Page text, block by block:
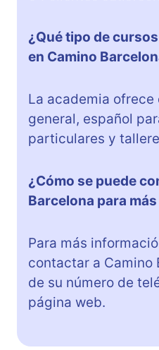
¿Qué tipo de
en Camino
La academia ofrece
general, español
particulares y
¿Cómo se puede
Barcelona para
Para más
contactar a Camino
de su número de
página web.